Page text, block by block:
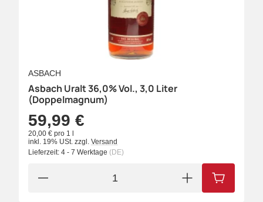
ASBACH
Asbach Uralt 36,0% Vol., 3,0 Liter
(Doppelmagnum)
59,99 €
20,00 € pro 1 l
inkl. 19% USt. zzgl. Versand
Lieferzeit: 4 - 7 Werktage (DE)
IN DEN